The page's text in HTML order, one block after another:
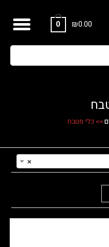
₪0.00
0
>> כלי מטבח
×